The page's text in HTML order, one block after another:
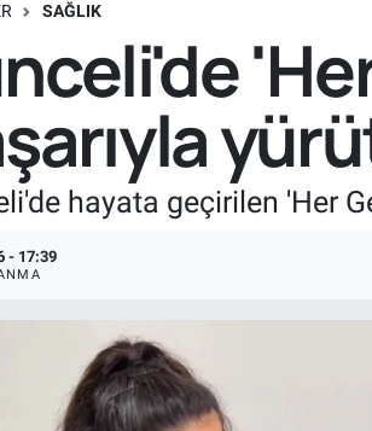
SAĞLIK
hayata geçirilen 'Her
- 17:39
Durumu ve Fikstür